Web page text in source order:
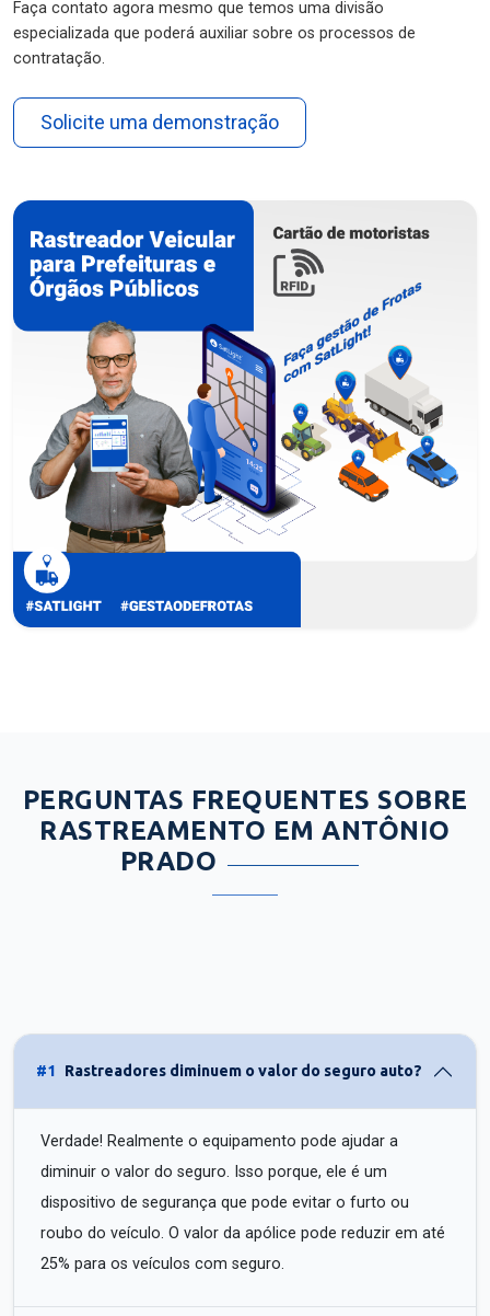
Faça contato agora mesmo que temos uma divisão
especializada que poderá auxiliar sobre os processos de
contratação.
Solicite uma demonstração
PERGUNTAS FREQUENTES SOBRE
RASTREAMENTO EM ANTÔNIO
PRADO
#1 Rastreadores diminuem o valor do seguro auto?
Verdade! Realmente o equipamento pode ajudar a
diminuir o valor do seguro. Isso porque, ele é um
dispositivo de segurança que pode evitar o furto ou
roubo do veículo. O valor da apólice pode reduzir em até
25% para os veículos com seguro.